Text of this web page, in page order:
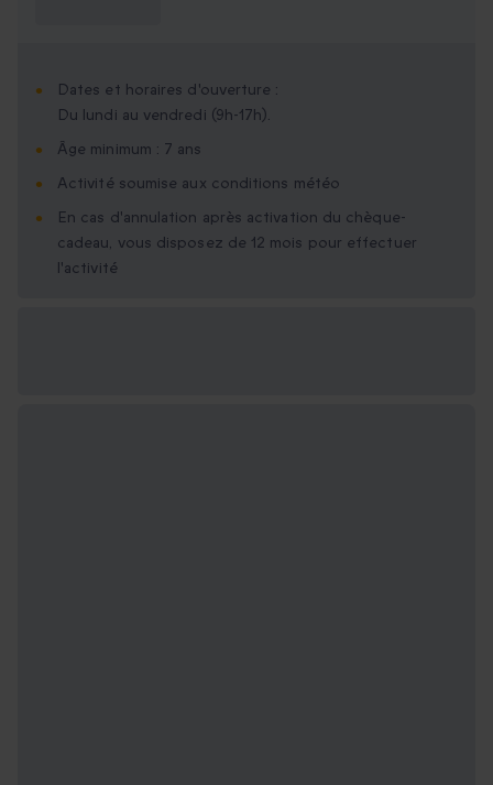
Dates et horaires d'ouverture :
Du lundi au vendredi (9h-17h).
Âge minimum : 7 ans
Activité soumise aux conditions météo
En cas d'annulation après activation du chèque-
cadeau, vous disposez de 12 mois pour effectuer
l'activité